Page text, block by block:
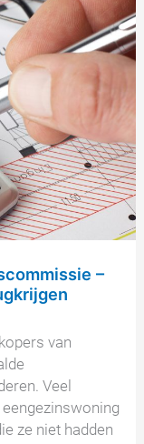
–
van
Veel
ze niet hadden